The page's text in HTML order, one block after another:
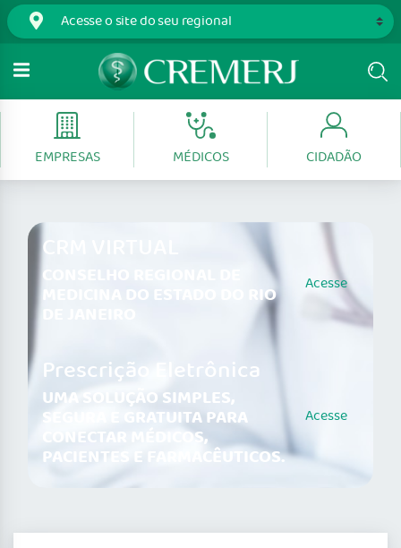
EMPRESAS MÉDICOS CIDADÃO
CRM VIRTUAL
CONSELHO REGIONAL DE
MEDICINA DO ESTADO DO RIO Acesse
Prescrição Eletrônica
UMA SOLUÇÃO SIMPLES,
SEGURA E GRATUITA PARA
CONECTAR MÉDICOS,
PACIENTES E FARMACÊUTICOS.
Acesse